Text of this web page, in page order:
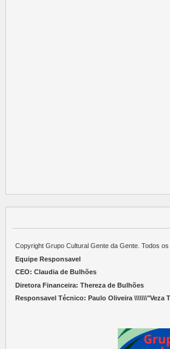
Copyright Grupo Cultural Gente da Gente. Todos
Equipe Responsavel
CEO: Claudia de Bulhões
Diretora Financeira: Thereza de Bulhões
Responsavel Técnico: Paulo Oliveira \\\\\\\"Veza